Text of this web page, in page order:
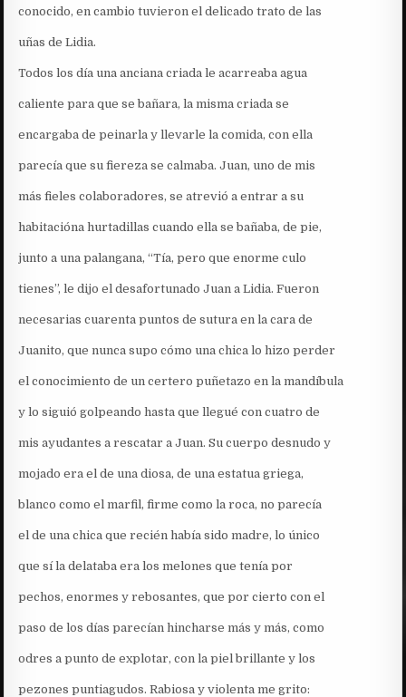
conocido, en cambio tuvieron el delicado trato de las
uñas de Lidia.
Todos los día una anciana criada le acarreaba agua
caliente para que se bañara, la misma criada se
encargaba de peinarla y llevarle la comida, con ella
parecía que su fiereza se calmaba. Juan, uno de mis
más fieles colaboradores, se atrevió a entrar a su
habitacióna hurtadillas cuando ella se bañaba, de pie,
junto a una palangana, “Tía, pero que enorme culo
tienes”, le dijo el desafortunado Juan a Lidia. Fueron
necesarias cuarenta puntos de sutura en la cara de
Juanito, que nunca supo cómo una chica lo hizo perder
el conocimiento de un certero puñetazo en la mandíbula
y lo siguió golpeando hasta que llegué con cuatro de
mis ayudantes a rescatar a Juan. Su cuerpo desnudo y
mojado era el de una diosa, de una estatua griega,
blanco como el marfil, firme como la roca, no parecía
el de una chica que recién había sido madre, lo único
que sí la delataba era los melones que tenía por
pechos, enormes y rebosantes, que por cierto con el
paso de los días parecían hincharse más y más, como
odres a punto de explotar, con la piel brillante y los
pezones puntiagudos. Rabiosa y violenta me grito: